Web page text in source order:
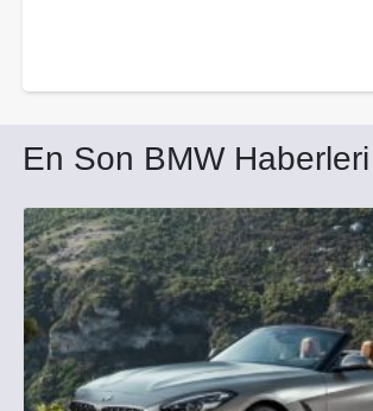
En Son BMW Haberleri